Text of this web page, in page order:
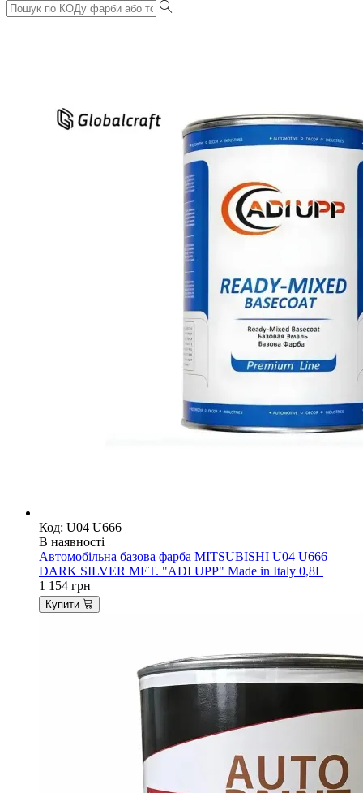
Код: U04 U666
В наявності
Автомобільна базова фарба MITSUBISHI U04 U666
DARK SILVER MET. "ADI UPP" Made in Italy 0,8L
1 154 грн
Купити